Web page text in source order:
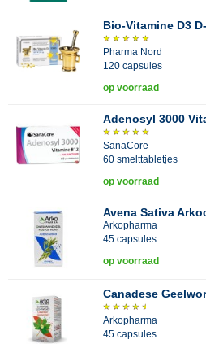
Bio-Vitamine D3
Pharma Nord
120 capsules
op voorraad
Adenosyl 3000
SanaCore
60 smelttabletjes
op voorraad
Avena Sativa
Arkopharma
45 capsules
op voorraad
Canadese
Arkopharma
45 capsules